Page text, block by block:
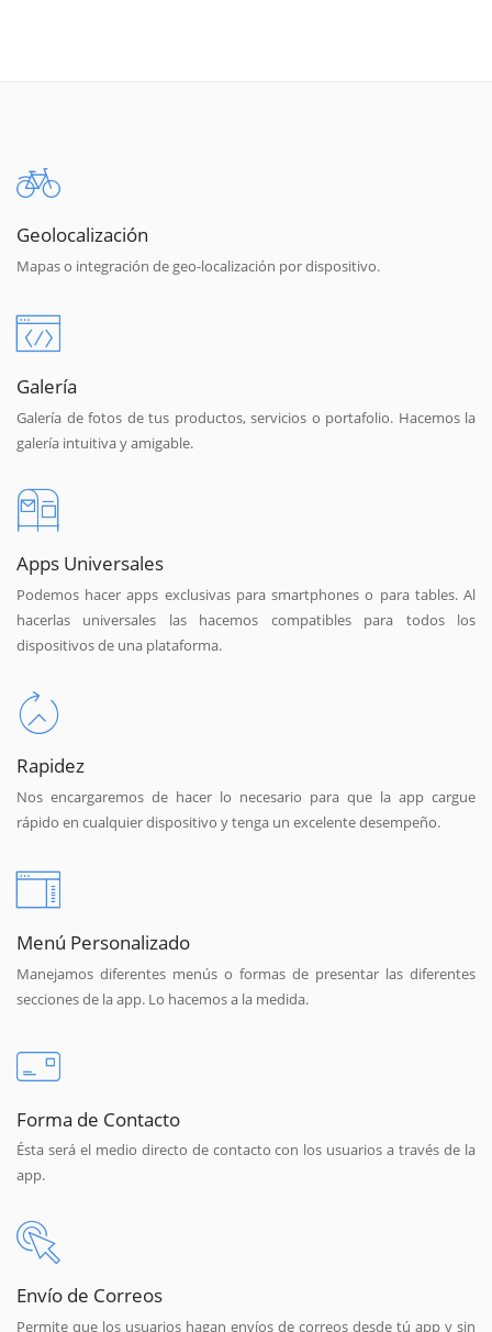
Geolocalización
Mapas o integración de geo-localización por dispositivo.
Galería
Galería de fotos de tus productos, servicios o portafolio. Hacemos la
galería intuitiva y amigable.
Apps Universales
Podemos hacer apps exclusivas para smartphones o para tables. Al
hacerlas universales las hacemos compatibles para todos los
dispositivos de una plataforma.
Rapidez
Nos encargaremos de hacer lo necesario para que la app cargue
rápido en cualquier dispositivo y tenga un excelente desempeño.
Menú Personalizado
Manejamos diferentes menús o formas de presentar las diferentes
secciones de la app. Lo hacemos a la medida.
Forma de Contacto
Ésta será el medio directo de contacto con los usuarios a través de la
app.
Envío de Correos
Permite que los usuarios hagan envíos de correos desde tú app y sin